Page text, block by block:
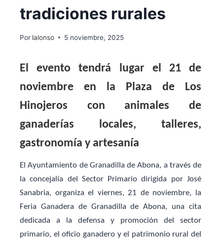
tradiciones rurales
Por lalonso 5 noviembre, 2025
El evento tendrá lugar el 21 de
noviembre en la Plaza de Los
Hinojeros con animales de
ganaderías locales, talleres,
gastronomía y artesanía
El Ayuntamiento de Granadilla de Abona, a través de
laconcejalía del Sector Primario dirigida porJosé
Sanabria, organiza el viernes, 21 de noviembre, la
Feria Ganadera de Granadillade Abona, una cita
dedicada a la defensa y promoción del sector
primario, el oficio ganadero y el patrimonio rural del